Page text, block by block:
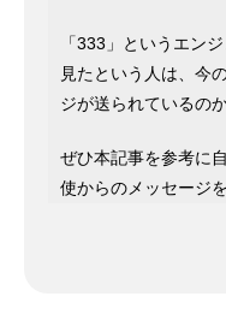
「333」というエン
見たという人は、今
ジが送られているの
ぜひ本記事を参考に
使からのメッセージ